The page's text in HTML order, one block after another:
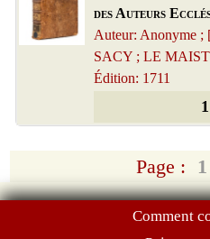
des Auteurs
Auteur: Anonyme
SACY ; LE
Édition: 1711
Page : 1
Comment